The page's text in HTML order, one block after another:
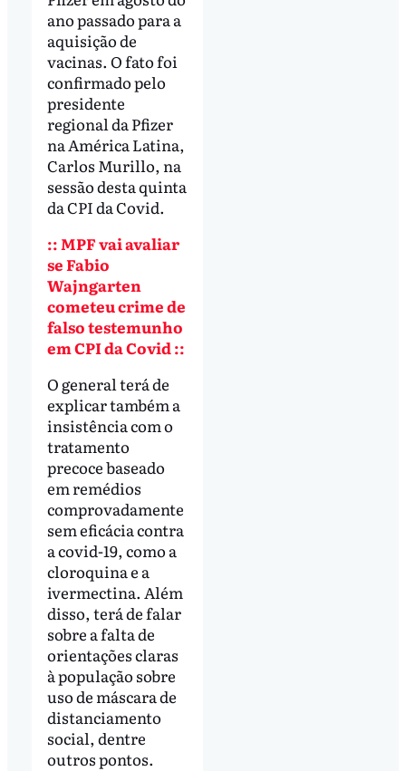
ano passado para a
aquisição de
vacinas. O fato foi
confirmado pelo
presidente
regional da Pfizer
na América Latina,
Carlos Murillo, na
sessão desta quinta
da CPI da Covid.
:: MPF vai avaliar
se Fabio
Wajngarten
cometeu crime de
falso testemunho
em CPI da Covid ::
O general terá de
explicar também a
insistência com o
tratamento
precoce baseado
em remédios
comprovadamente
sem eficácia contra
a covid-19, como a
cloroquina e a
ivermectina. Além
disso, terá de falar
sobre a falta de
orientações claras
à população sobre
uso de máscara de
distanciamento
social, dentre
outros pontos.